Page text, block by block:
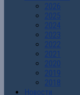
2026
2025
2024
2023
2022
2021
2020
2019
2018
Новости